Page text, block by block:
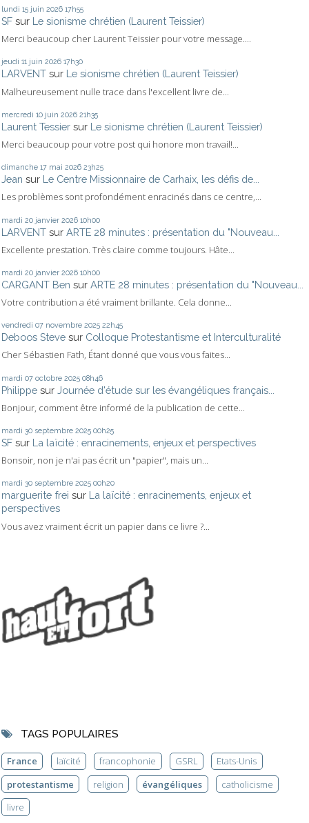
lundi 15 juin 2026 17h55
SF sur Le sionisme chrétien (Laurent Teissier)
Merci beaucoup cher Laurent Teissier pour votre message....
jeudi 11 juin 2026 17h30
LARVENT sur Le sionisme chrétien (Laurent Teissier)
Malheureusement nulle trace dans l'excellent livre de...
mercredi 10 juin 2026 21h35
Laurent Tessier sur Le sionisme chrétien (Laurent Teissier)
Merci beaucoup pour votre post qui honore mon travail!...
dimanche 17 mai 2026 23h25
Jean sur Le Centre Missionnaire de Carhaix, les défis de...
Les problèmes sont profondément enracinés dans ce centre,...
mardi 20 janvier 2026 10h00
LARVENT sur ARTE 28 minutes : présentation du "Nouveau...
Excellente prestation. Très claire comme toujours. Hâte...
mardi 20 janvier 2026 10h00
CARGANT Ben sur ARTE 28 minutes : présentation du "Nouveau...
Votre contribution a été vraiment brillante. Cela donne...
vendredi 07 novembre 2025 22h45
Deboos Steve sur Colloque Protestantisme et Interculturalité
Cher Sébastien Fath, Étant donné que vous vous faites...
mardi 07 octobre 2025 08h46
Philippe sur Journée d'étude sur les évangéliques français...
Bonjour, comment être informé de la publication de cette...
mardi 30 septembre 2025 00h25
SF sur La laïcité : enracinements, enjeux et perspectives
Bonsoir, non je n'ai pas écrit un "papier", mais un...
mardi 30 septembre 2025 00h20
marguerite frei sur La laïcité : enracinements, enjeux et
perspectives
Vous avez vraiment écrit un papier dans ce livre ?...
TAGS POPULAIRES
France laïcité francophonie GSRL
Etats-Unis
protestantisme
religion évangéliques
catholicisme
livre